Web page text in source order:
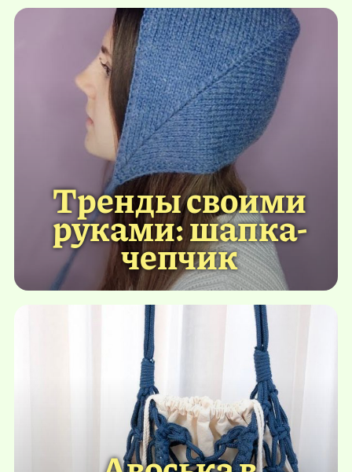
Тренды своими
руками: шапка-
чепчик